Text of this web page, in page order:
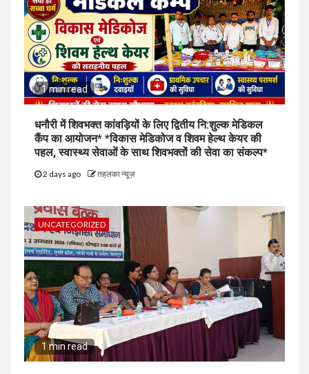
1 min read
धनौरी में शिवभक्त कांवड़ियों के लिए द्वितीय नि:शुल्क मेडिकल
कैंप का आयोजन* *विकास मेडिकोज व शिवम हेल्थ केयर की
पहल, स्वास्थ्य सेवाओं के साथ शिवभक्तों की सेवा का संकल्प*
2 days ago तहलका न्यूज़
UNCATEGORIZED
1 min read